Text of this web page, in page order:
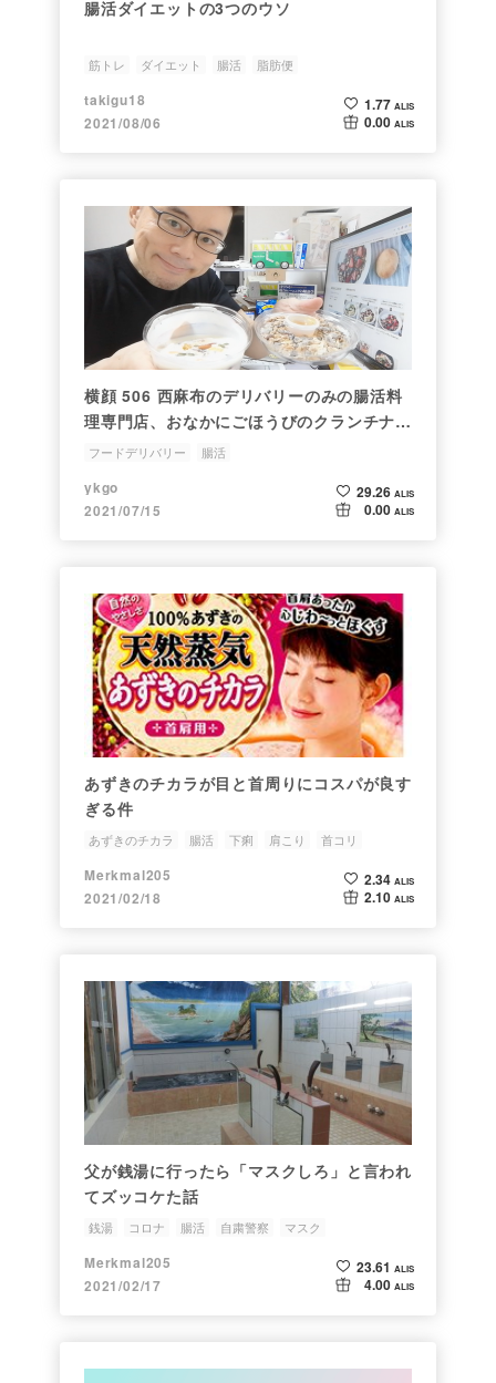
腸活ダイエットの3つのウソ
筋トレ ダイエット 腸活 脂肪便
takigu18
2021/08/06
1.77 ALIS
0.00 ALIS
横顔 506 西麻布のデリバリーのみの腸活料
理専門店、おなかにごほうびのクランチナッ
ツボウルをchompyのらくとく便でデリバ
フードデリバリー 腸活
ykgo
2021/07/15
29.26 ALIS
0.00 ALIS
あずきのチカラが目と首周りにコスパが良す
ぎる件
あずきのチカラ 腸活 下痢 肩こり 首コリ
Merkmal205
2021/02/18
2.34 ALIS
2.10 ALIS
父が銭湯に行ったら「マスクしろ」と言われ
てズッコケた話
銭湯 コロナ 腸活 自粛警察 マスク
Merkmal205
2021/02/17
23.61 ALIS
4.00 ALIS